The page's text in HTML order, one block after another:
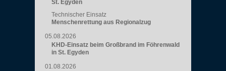
St. Egyden
Technischer Einsatz
Menschenrettung aus Regionalzug
05.08.2026
KHD-Einsatz beim Großbrand im Föhrenwald
in St. Egyden
01.08.2026